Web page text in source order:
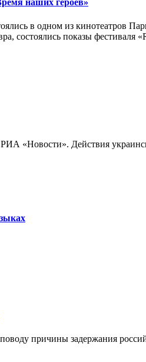
наших героев»
в одном из кинотеатров
состоялись показы
«Новости». Действия
причины задержания